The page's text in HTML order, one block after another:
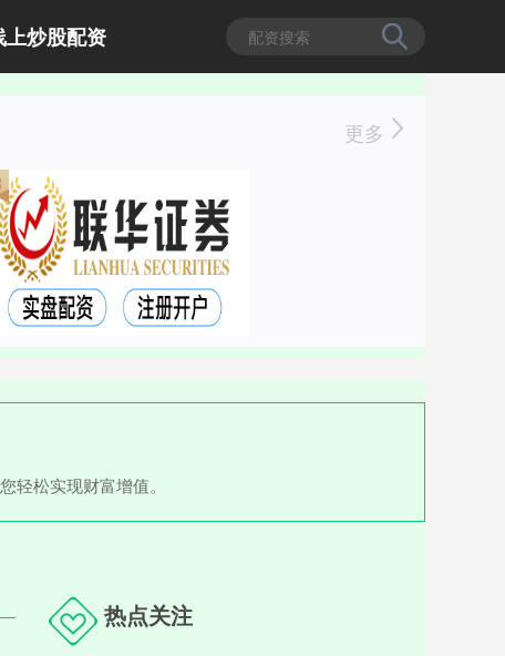
上炒股配资
更多
松实现财富增值。
热点关注